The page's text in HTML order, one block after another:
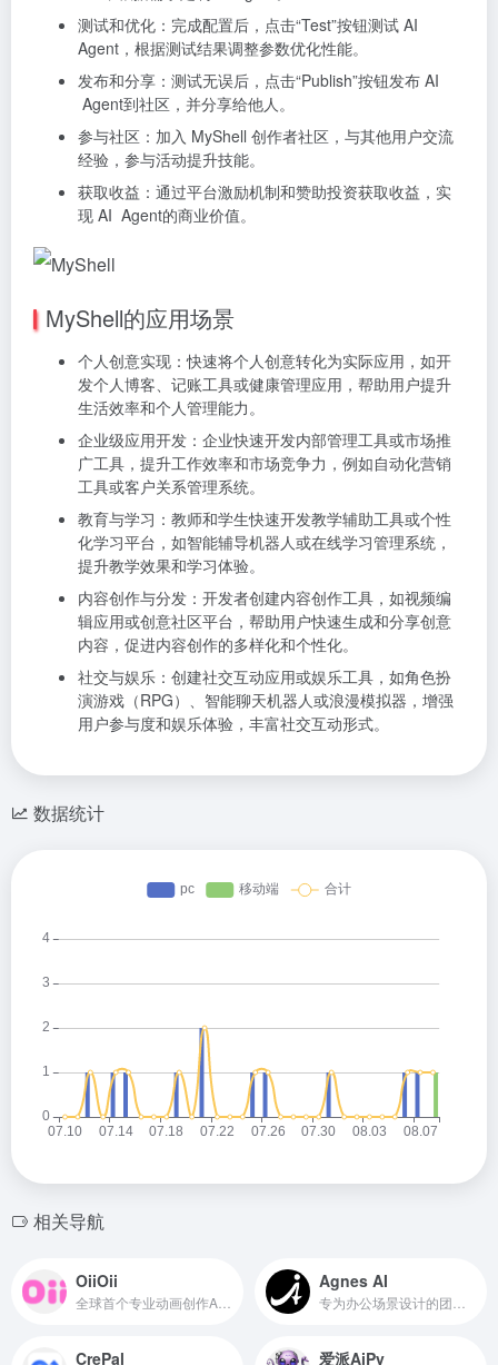
测试和优化：完成配置后，点击“Test”按钮测试 AI
Agent，根据测试结果调整参数优化性能。
发布和分享：测试无误后，点击“Publish”按钮发布 AI
Agent到社区，并分享给他人。
参与社区：加入 MyShell 创作者社区，与其他用户交流
经验，参与活动提升技能。
获取收益：通过平台激励机制和赞助投资获取收益，实
现 AI Agent的商业价值。
MyShell的应用场景
个人创意实现：快速将个人创意转化为实际应用，如开
发个人博客、记账工具或健康管理应用，帮助用户提升
生活效率和个人管理能力。
企业级应用开发：企业快速开发内部管理工具或市场推
广工具，提升工作效率和市场竞争力，例如自动化营销
工具或客户关系管理系统。
教育与学习：教师和学生快速开发教学辅助工具或个性
化学习平台，如智能辅导机器人或在线学习管理系统，
提升教学效果和学习体验。
内容创作与分发：开发者创建内容创作工具，如视频编
辑应用或创意社区平台，帮助用户快速生成和分享创意
内容，促进内容创作的多样化和个性化。
社交与娱乐：创建社交互动应用或娱乐工具，如角色扮
演游戏（RPG）、智能聊天机器人或浪漫模拟器，增强
用户参与度和娱乐体验，丰富社交互动形式。
数据统计
相关导航
OiiOii Agnes AI
CrePal 爱派AiPy